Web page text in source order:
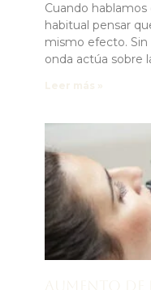
Cuando
habitual pensar
mismo efecto.
onda actúa sobre